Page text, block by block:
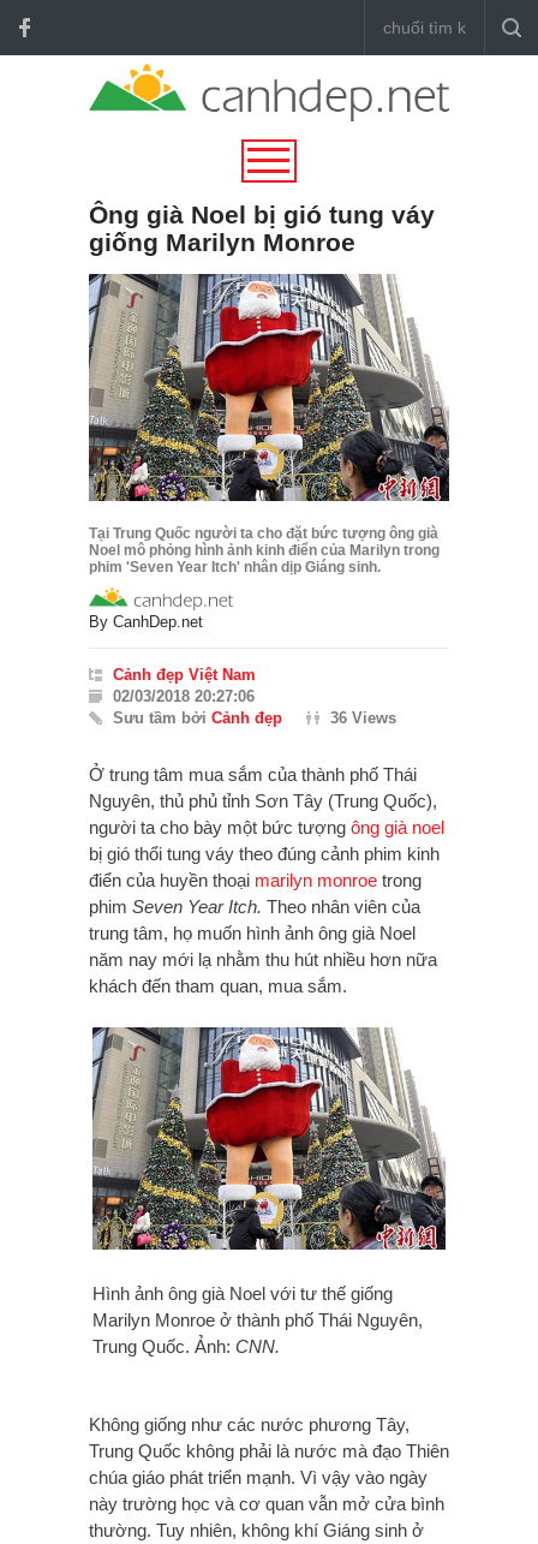
Ông già Noel bị gió tung váy
giống Marilyn Monroe
Tại Trung Quốc người ta cho đặt bức tượng ông già
Noel mô phỏng hình ảnh kinh điển của Marilyn trong
phim 'Seven Year Itch' nhân dịp Giáng sinh.
By CanhDep.net
Cảnh đẹp Việt Nam
02/03/2018 20:27:06
Sưu tầm bởi Cảnh đẹp 36 Views
Ở trung tâm mua sắm của thành phố Thái
Nguyên, thủ phủ tỉnh Sơn Tây (Trung Quốc),
người ta cho bày một bức tượng ông già noel
bị gió thổi tung váy theo đúng cảnh phim kinh
điển của huyền thoại marilyn monroe trong
phim Seven Year Itch. Theo nhân viên của
trung tâm, họ muốn hình ảnh ông già Noel
năm nay mới lạ nhằm thu hút nhiều hơn nữa
khách đến tham quan, mua sắm.
Hình ảnh ông già Noel với tư thế giống
Marilyn Monroe ở thành phố Thái Nguyên,
Trung Quốc. Ảnh: CNN.
Không giống như các nước phương Tây,
Trung Quốc không phải là nước mà đạo Thiên
chúa giáo phát triển mạnh. Vì vậy vào ngày
này trường học và cơ quan vẫn mở cửa bình
thường. Tuy nhiên, không khí Giáng sinh ở